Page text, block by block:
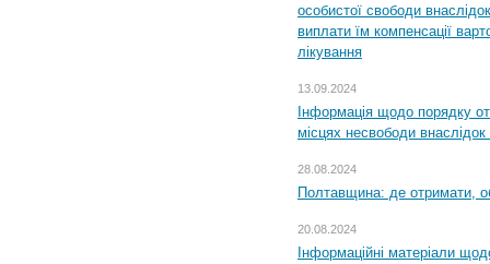
особистої свободи
виплати їм компенсації
лікування
13.09.2024
Інформація щодо порядку
місцях несвободи внаслідок
28.08.2024
Полтавщина: де отримати,
20.08.2024
Інформаційні матеріали